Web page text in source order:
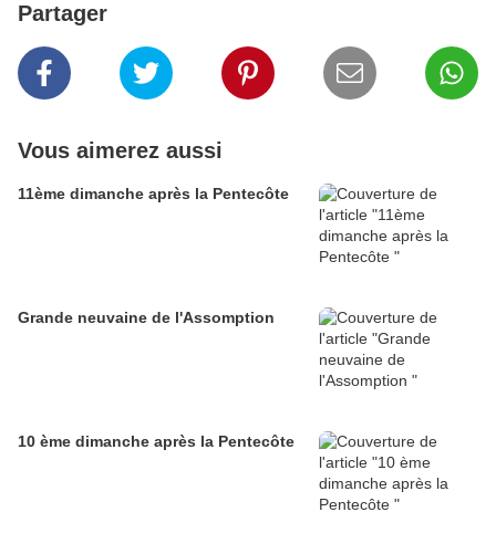
Partager
Vous aimerez aussi
11ème dimanche après la Pentecôte
Grande neuvaine de l'Assomption
10 ème dimanche après la Pentecôte